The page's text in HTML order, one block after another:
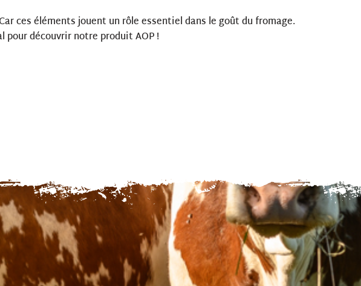
ces éléments jouent un rôle essentiel dans le goût du fromage.
découvrir notre produit AOP !